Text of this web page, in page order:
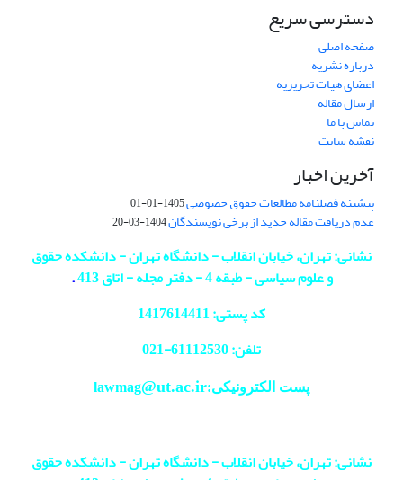
دسترسی سریع
صفحه اصلی
درباره نشریه
اعضای هیات تحریریه
ارسال مقاله
تماس با ما
نقشه سایت
آخرین اخبار
پیشینه فصلنامه مطالعات حقوق خصوصی1405-01-01
عدم دریافت مقاله جدید از برخی نویسندگان1404-03-20
نشانی: تهران، خیابان انقلاب - دانشگاه تهران - دانشکده حقوق
و علوم سیاسی - طبقه 4 - دفتر مجله - اتاق 413
.
کد پستی: 1417614411
تلفن: 61112530-
021
پست الکترونیکی:lawmag@ut.ac.ir
نشانی: تهران، خیابان انقلاب - دانشگاه تهران - دانشکده حقوق